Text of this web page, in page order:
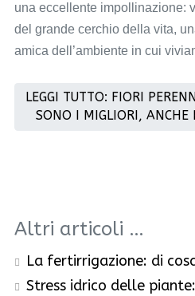
una eccellente impollinazione:
del grande cerchio della vita,
amica dell’ambiente in cui
LEGGI TUTTO: FIORI
SONO I MIGLIORI, ANCHE
Altri articoli …
La fertirrigazione: di
Stress idrico delle